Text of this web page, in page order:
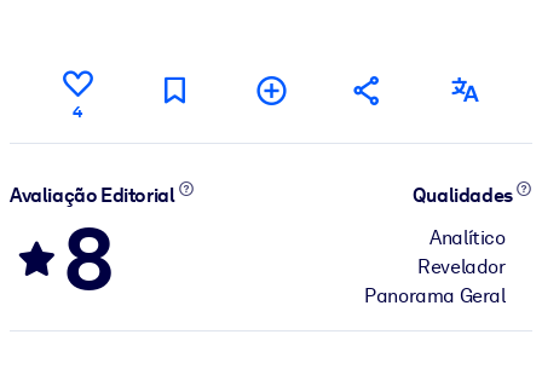
4
Avaliação Editorial
8
Qualidades
Analítico
Revelador
Panorama Geral